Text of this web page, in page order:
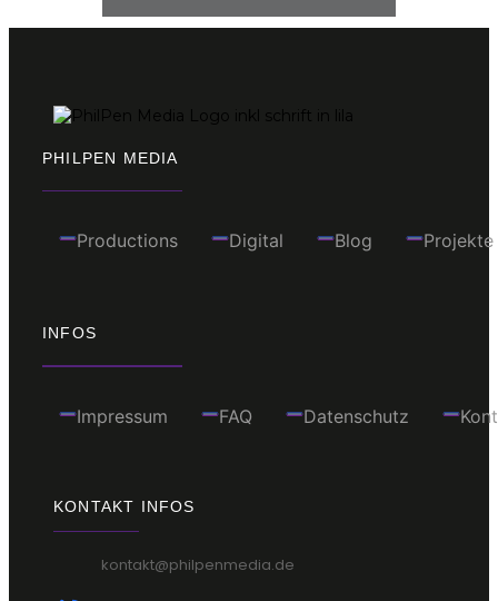
PHILPEN MEDIA
Productions Digital Blog Projekte
INFOS
Impressum FAQ Datenschutz
KONTAKT INFOS
kontakt@philpenmedia.de